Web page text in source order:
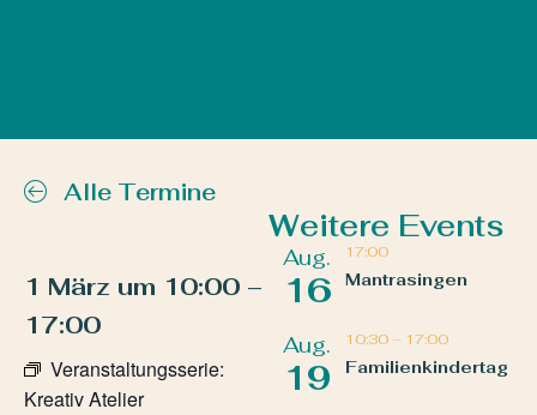
Alle Termine
1 März um 10:00 –
17:00
Veranstaltungsserie:
Kreativ Atelier
Weitere Events
Aug.
16
17:00
Mantrasingen
Aug.
19
10:30– 17:00
Familienkindertag